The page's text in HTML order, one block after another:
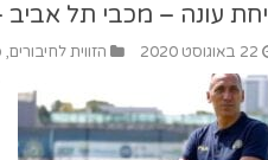
עונה – מכבי תל
22 באוגוסט 2020 הזווית לחיבורים,